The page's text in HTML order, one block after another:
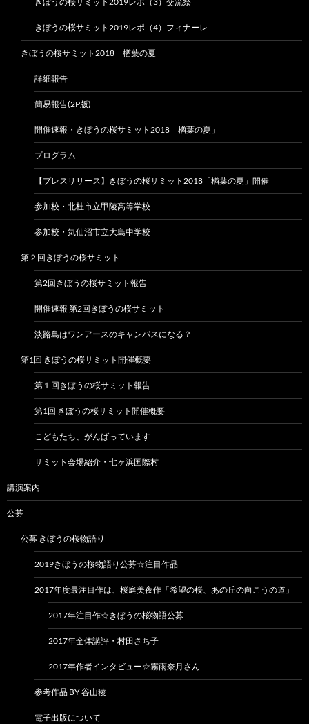
きぼうの桜サミット2019レポ（4）フィナーレ
きぼうの桜サミット2018 楢葉の夏
詳細報告
簡易報告(2P版)
開催速報・きぼうの桜サミット2018「楢葉の夏」
プログラム
【プレスリリース】きぼうの桜サミット2018「楢葉の夏」開催
参加校・北杜市立甲陵高等学校
参加校・気仙沼市立大島中学校
第２回きぼうの桜サミット
第2回きぼうの桜サミット報告
開催速報 第2回きぼうの桜サミット
淡路島はワンアースのキャンパスになる？
第1回 きぼうの桜サミット開催概要
第１回きぼうの桜サミット報告
第1回 きぼうの桜サミット開催概要
こどもたち、がんばっています
サミット会場紹介・七ヶ浜国際村
講演案内
公募
公募 きぼうの桜物語り
2019きぼうの桜物語り公募☆注目作品
2017年度最注目作は、桜庭美夜作「希望の桜、あの丘の向こうの道」
2017年注目作☆きぼうの桜物語公募
2017年全体講評・村田さち子
2017年作者インタビュー☆霧雨奈月さん
参考作品 BY 谷山稜
電子出版について